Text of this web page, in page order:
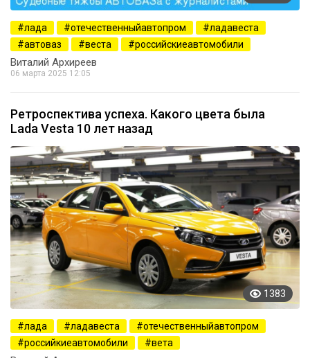
лада отечественныйавтопром
ладавеста
автоваз
веста российскиеавтомобили
Виталий Архиреев
06 марта 2025 12:05
Ретроспектива успеха. Какого цвета была
Lada Vesta 10 лет назад
1383
лада ладавеста
отечественныйавтопром
российкиеавтомобили
вета